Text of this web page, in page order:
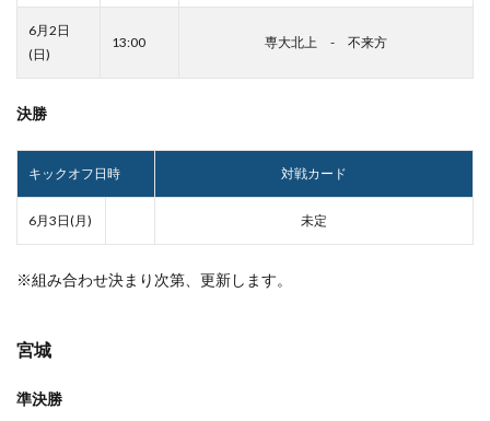
6月2日
(日)
13:00 専大北上 - 不来方
決勝
キックオフ日時 対戦カード
6月3日(月) 未定
※組み合わせ決まり次第、更新します。
宮城
準決勝